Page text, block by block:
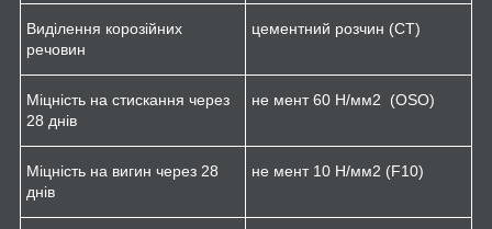
Виділення корозійних
речовин
цементний розчин (CT)
Міцність на стискання через
28 днів
не мент 60 Н/мм2 (OSO)
Міцність на вигин через 28
днів
не мент 10 Н/мм2 (F10)